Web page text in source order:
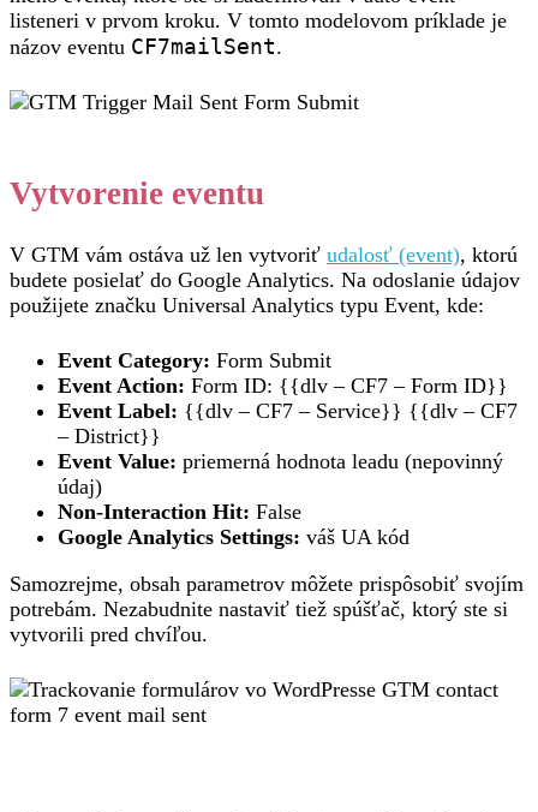
listeneri v prvom kroku. V tomto modelovom príklade je
názov eventu CF7mailSent.
Vytvorenie eventu
V GTM vám ostáva už len vytvoriť udalosť (event), ktorú
budete posielať do Google Analytics. Na odoslanie údajov
použijete značku Universal Analytics typu Event, kde:
Event Category: Form Submit
Event Action: Form ID: {{dlv – CF7 – Form ID}}
Event Label: {{dlv – CF7 – Service}} {{dlv – CF7
– District}}
Event Value: priemerná hodnota leadu (nepovinný
údaj)
Non-Interaction Hit: False
Google Analytics Settings: váš UA kód
Samozrejme, obsah parametrov môžete prispôsobiť svojím
potrebám. Nezabudnite nastaviť tiež spúšťač, ktorý ste si
vytvorili pred chvíľou.